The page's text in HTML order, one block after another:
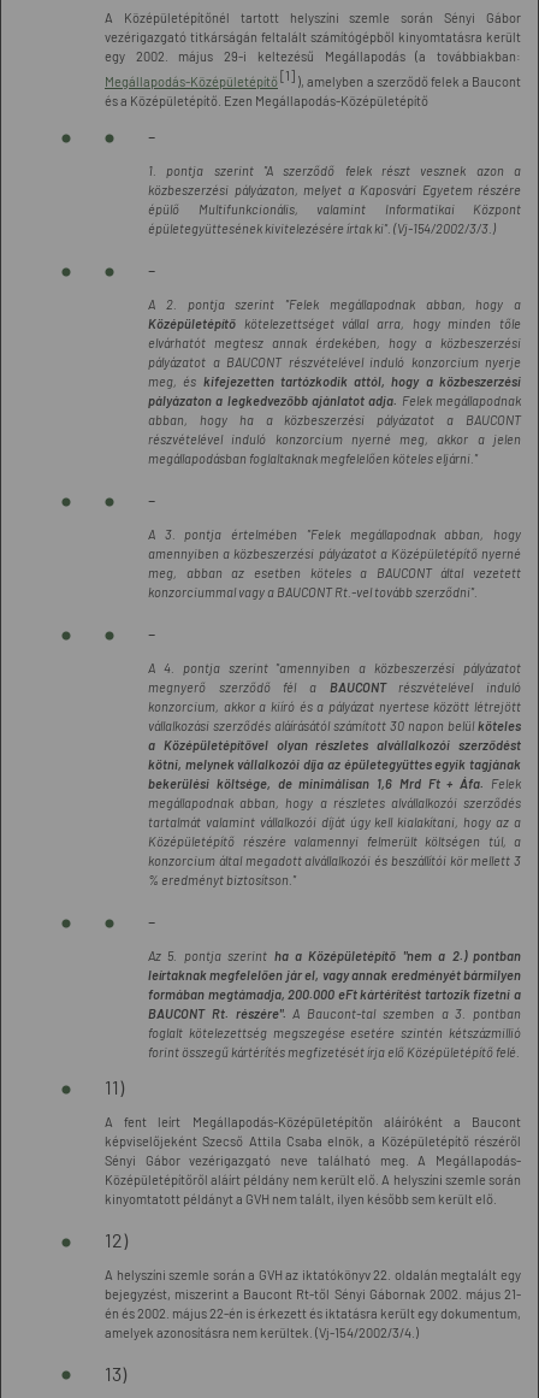
A Középületépítőnél tartott helyszíni szemle során Sényi Gábor
vezérigazgató titkárságán feltalált számítógépből kinyomtatásra került
egy 2002. május 29-i keltezésű Megállapodás (a továbbiakban:
Megállapodás-Középületépítő[1] ), amelyben a szerződő felek a Baucont
és a Középületépítő. Ezen Megállapodás-Középületépítő
-
1. pontja szerint "A szerződő felek részt vesznek azon a
közbeszerzési pályázaton, melyet a Kaposvári Egyetem részére
épülő Multifunkcionális, valamint Informatikai Központ
épületegyüttesének kivitelezésére írtak ki". (Vj-154/2002/3/3.)
-
A 2. pontja szerint "Felek megállapodnak abban, hogy a
Középületépítő
kötelezettséget vállal arra, hogy minden tőle
elvárhatót megtesz annak érdekében, hogy a közbeszerzési
pályázatot a BAUCONT részvételével induló konzorcium nyerje
meg, és kifejezetten tartózkodik attól, hogy a közbeszerzési
pályázaton a legkedvezőbb ajánlatot adja. Felek megállapodnak
abban, hogy ha a közbeszerzési pályázatot a BAUCONT
részvételével induló konzorcium nyerné meg, akkor a jelen
megállapodásban foglaltaknak megfelelően köteles eljárni."
-
A 3. pontja értelmében "Felek megállapodnak abban, hogy
amennyiben a közbeszerzési pályázatot a Középületépítő nyerné
meg, abban az esetben köteles a BAUCONT által vezetett
konzorciummal vagy a BAUCONT Rt.-vel tovább szerződni".
-
A 4. pontja szerint "amennyiben a közbeszerzési pályázatot
megnyerő szerződő fél a
BAUCONT
részvételével induló
konzorcium, akkor a kiíró és a pályázat nyertese között létrejött
vállalkozási szerződés aláírásától számított 30 napon belül köteles
a Középületépítővel olyan részletes alvállalkozói szerződést
kötni, melynek vállalkozói díja az épületegyüttes egyik tagjának
bekerülési költsége, de minimálisan 1,6 Mrd Ft + Áfa.
Felek
megállapodnak abban, hogy a részletes alvállalkozói szerződés
tartalmát valamint vállalkozói díját úgy kell kialakítani, hogy az a
Középületépítő részére valamennyi felmerült költségen túl, a
konzorcium által megadott alvállalkozói és beszállítói kör mellett 3
% eredményt biztosítson."
-
Az 5. pontja szerint ha a Középületépítő "nem a 2.) pontban
leírtaknak megfelelően jár el, vagy annak eredményét bármilyen
formában megtámadja, 200.000 eFt kártérítést tartozik fizetni a
BAUCONT Rt. részére". A Baucont-tal szemben a 3. pontban
foglalt kötelezettség megszegése esetére szintén kétszázmillió
forint összegű kártérítés megfizetését írja elő Középületépítő felé.
11)
A fent leírt Megállapodás-Középületépítőn aláíróként a Baucont
képviselőjeként Szecső Attila Csaba elnök, a Középületépítő részéről
Sényi Gábor vezérigazgató neve található meg. A Megállapodás-
Középületépítőről aláírt példány nem került elő. A helyszíni szemle során
kinyomtatott példányt a GVH nem talált, ilyen később sem került elő.
12)
A helyszíni szemle során a GVH az iktatókönyv 22. oldalán megtalált egy
bejegyzést, miszerint a Baucont Rt-től Sényi Gábornak 2002. május 21-
én és 2002. május 22-én is érkezett és iktatásra került egy dokumentum,
amelyek azonosításra nem kerültek. (Vj-154/2002/3/4.)
13)